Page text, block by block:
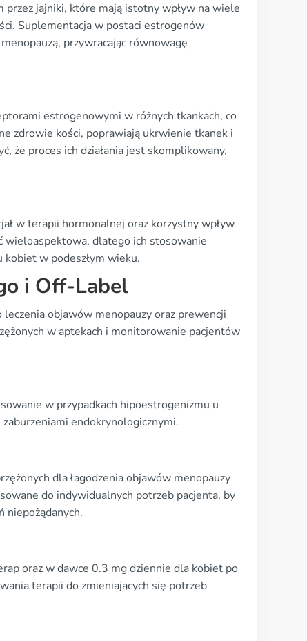
jajniki, które mają istotny wpływ na wiele
Suplementacja w postaci estrogenów
przywracając równowagę
estrogenowymi w różnych tkankach, co
zdrowie kości, poprawiają ukrwienie tkanek i
że proces ich działania jest skomplikowany,
w terapii hormonalnej oraz korzystny wpływ
wieloaspektowa, dlatego ich stosowanie
w podeszłym wieku.
i Off-Label
objawów menopauzy oraz prewencji
w aptekach i monitorowanie pacjentów
w przypadkach hipoestrogenizmu u
endokrynologicznymi.
dla łagodzenia objawów menopauzy
do indywidualnych potrzeb pacjenta, by
niepożądanych.
oraz w dawce 0.3 mg dziennie dla kobiet po
terapii do zmieniających się potrzeb